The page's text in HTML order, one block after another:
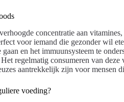
concentratie aan
voor iemand die gezonder wil
en het immuunsysteem te
regelmatig consumeren van
aantrekkelijk zijn voor mensen
voeding?